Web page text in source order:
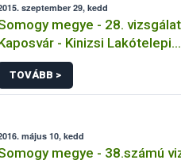
szeptember 29, kedd
megye - 28.
- Kinizsi Lakótelepi
TOVÁBB >
május 10, kedd
megye - 38.számú